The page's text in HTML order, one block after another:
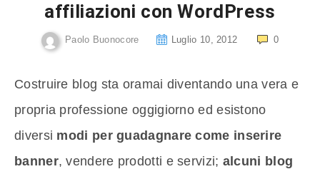
affiliazioni con WordPress
Paolo Buonocore Luglio 10, 2012 0
Costruire blog sta oramai diventando una vera e
propria professione oggigiorno ed esistono
diversi modi per guadagnare come inserire
banner, vendere prodotti e servizi; alcuni blog